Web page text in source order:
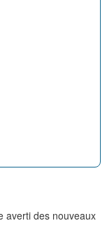
averti des nouveaux